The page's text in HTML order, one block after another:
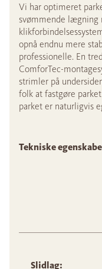
Vi har optimeret
svømmende lægning
opnå endnu mere
professionelle. En
ComforTec-
strimler på
folk at fastgøre
parket er naturligvis
Tekniske
Slidlag: